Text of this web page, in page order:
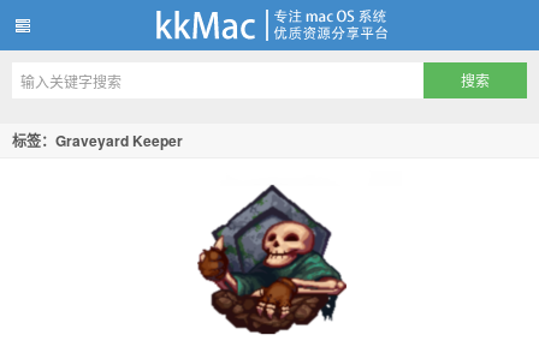
kkMac
标签：Graveyard Keeper